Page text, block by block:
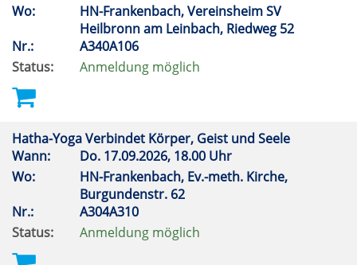
Wo:
HN-Frankenbach, Vereinsheim SV
Heilbronn am Leinbach, Riedweg 52
Nr.:
A340A106
Status:
Anmeldung möglich
Hatha-Yoga Verbindet Körper, Geist und Seele
Wann:
Do. 17.09.2026, 18.00 Uhr
Wo:
HN-Frankenbach, Ev.-meth. Kirche,
Burgundenstr. 62
Nr.:
A304A310
Status:
Anmeldung möglich